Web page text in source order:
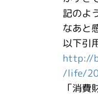
記のよ
なあと
以下引
http://
/life/
「消費